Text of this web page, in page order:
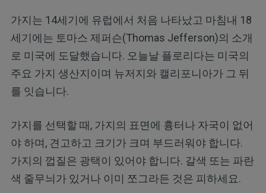
가지는 14세기에 유럽에서 처음 나타났고 마침내 18
세기에는 토마스 제퍼슨(Thomas Jefferson)의 소개
로 미국에 도달했습니다. 오늘날 플로리다는 미국의
주요 가지 생산지이며 뉴저지와 캘리포니아가 그 뒤
를 잇습니다.
가지를 선택할 때, 가지의 표면에 흉터나 자국이 없어
야 하며, 견고하고 크기가 크며 부드러워야 합니다.
가지의 껍질은 광택이 있어야 합니다. 갈색 또는 파란
색 줄무늬가 있거나 이미 쪼그라든 것은 피하세요.